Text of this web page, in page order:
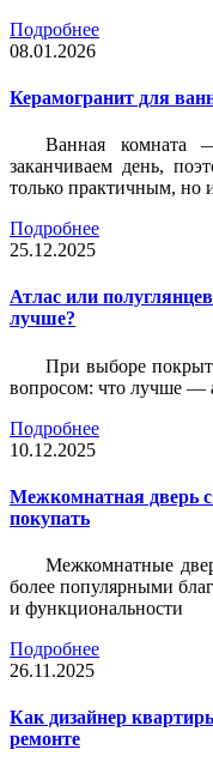
Подробнее
08.01.2026
Керамогранит для
Ванная комната
заканчиваем день,
только практичным, но
Подробнее
25.12.2025
Атлас или
лучше?
При выборе
вопросом: что лучше —
Подробнее
10.12.2025
Межкомнатная дверь
покупать
Межкомнатные
более популярными
и функциональности
Подробнее
26.11.2025
Как дизайнер
ремонте